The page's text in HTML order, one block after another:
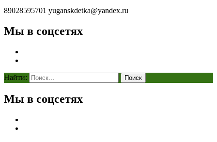
89028595701 yuganskdetka@yandex.ru
Мы в соцсетях
Найти:
Мы в соцсетях